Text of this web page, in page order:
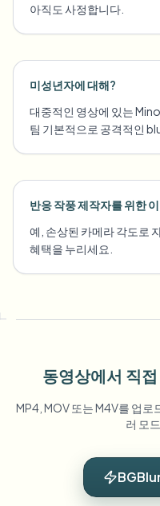
아직도 사정합니다.
미성년자에 대해?
대중적인 영상에 있는
팀 기본적으로 공격적인
반응 작풍 제작자를 위한
예, 손상된 카메라 각도로
혜택을 누리세요.
동영상에서 직
MP4, MOV 또는 M4V를 업로
러 모